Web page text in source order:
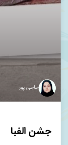
حاجی پور
جشن الفبا